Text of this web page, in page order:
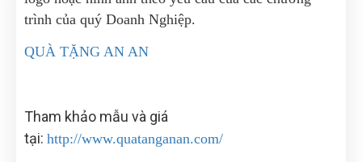
trình của quý Doanh Nghiệp.
QUÀ TẶNG AN AN
Tham khảo mẫu và giá
tại: http://www.quatanganan.com/